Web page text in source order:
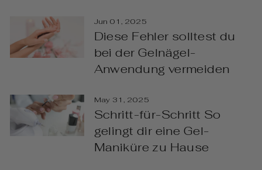
Jun 01, 2025
Diese Fehler solltest du
bei der Gelnägel-
Anwendung vermeiden
May 31, 2025
Schritt-für-Schritt So
gelingt dir eine Gel-
Maniküre zu Hause